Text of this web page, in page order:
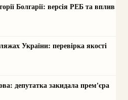
Болгарії: версія РЕБ та вплив
України: перевірка якості
депутатка закидала прем'єра